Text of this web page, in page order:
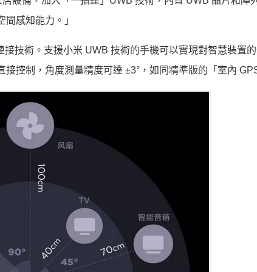
感知能力。」
技術。支援小米 UWB 技術的手機可以實現對智慧裝置
控制，角度測量精度可達 ±3°，如同精準版的「室內